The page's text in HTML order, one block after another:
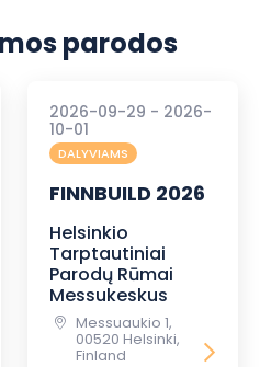
parodos
2026-09-29 - 2026-
10-01
DALYVIAMS
FINNBUILD 2026
Helsinkio
Tarptautiniai
Parodų Rūmai
Messukeskus
Messuaukio 1,
00520 Helsinki,
Finland